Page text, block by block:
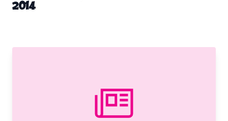
2014